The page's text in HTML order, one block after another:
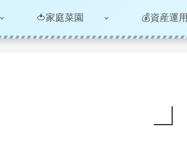
🍅家庭菜園 💰資産運用